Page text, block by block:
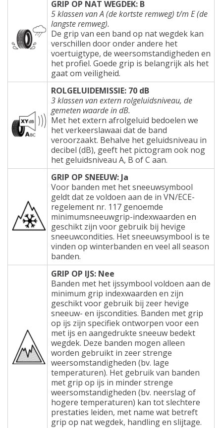
GRIP OP NAT WEGDEK: B
5 klassen van A (de kortste remweg) t/m E (de
langste remweg).
De grip van een band op nat wegdek kan
verschillen door onder andere het
voertuigtype, de weersomstandigheden en
het profiel. Goede grip is belangrijk als het
gaat om veiligheid.
ROLGELUIDEMISSIE: 70 dB
3 klassen van extern rolgeluidsniveau, de
gemeten waarde in dB.
Met het extern afrolgeluid bedoelen we
het verkeerslawaai dat de band
veroorzaakt. Behalve het geluidsniveau in
decibel (dB), geeft het pictogram ook nog
het geluidsniveau A, B of C aan.
GRIP OP SNEEUW: Ja
Voor banden met het sneeuwsymbool
geldt dat ze voldoen aan de in VN/ECE-
regelement nr. 117 genoemde
minimumsneeuwgrip-indexwaarden en
geschikt zijn voor gebruik bij hevige
sneeuwcondities. Het sneeuwsymbool is te
vinden op winterbanden en veel all season
banden.
GRIP OP IJS: Nee
Banden met het ijssymbool voldoen aan de
minimum grip indexwaarden en zijn
geschikt voor gebruik bij zeer hevige
sneeuw- en ijscondities. Banden met grip
op ijs zijn specifiek ontworpen voor een
met ijs en aangedrukte sneeuw bedekt
wegdek. Deze banden mogen alleen
worden gebruikt in zeer strenge
weersomstandigheden (bv. lage
temperaturen). Het gebruik van banden
met grip op ijs in minder strenge
weersomstandigheden (bv. neerslag of
hogere temperaturen) kan tot slechtere
prestaties leiden, met name wat betreft
grip op nat wegdek, handling en slijtage.